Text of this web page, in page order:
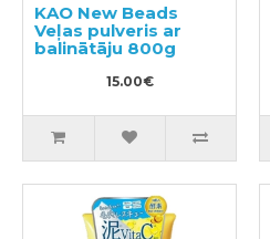
KAO New Beads
Veļas pulveris ar
balinātāju 800g
15.00€